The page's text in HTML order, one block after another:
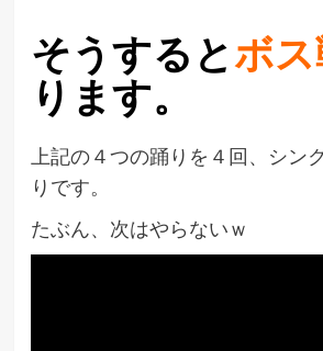
そうするとボ
ります。
上記の４つの踊りを４回、シン
りです。
たぶん、次はやらないｗ